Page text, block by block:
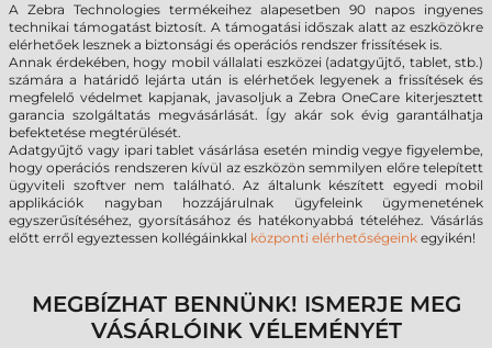
A Zebra Technologies termékeihez alapesetben 90 napos ingyenes
technikai támogatást biztosít. A támogatási időszak alatt az eszközökre
elérhetőek lesznek a biztonsági és operációs rendszer frissítések is.
Annak érdekében, hogy mobil vállalati eszközei (adatgyűjtő, tablet, stb.)
számára a határidő lejárta után is elérhetőek legyenek a frissítések és
megfelelő védelmet kapjanak, javasoljuk a Zebra OneCare kiterjesztett
garancia szolgáltatás megvásárlását. Így akár sok évig garantálhatja
befektetése megtérülését.
Adatgyűjtő vagy ipari tablet vásárlása esetén mindig vegye figyelembe,
hogy operációs rendszeren kívül az eszközön semmilyen előre telepített
ügyviteli szoftver nem található. Az általunk készített egyedi mobil
applikációk nagyban hozzájárulnak ügyfeleink ügymenetének
egyszerűsítéséhez, gyorsításához és hatékonyabbá tételéhez. Vásárlás
előtt erről egyeztessen kollégáinkkal központi elérhetőségeink egyikén!
MEGBÍZHAT BENNÜNK! ISMERJE MEG
VÁSÁRLÓINK VÉLEMÉNYÉT